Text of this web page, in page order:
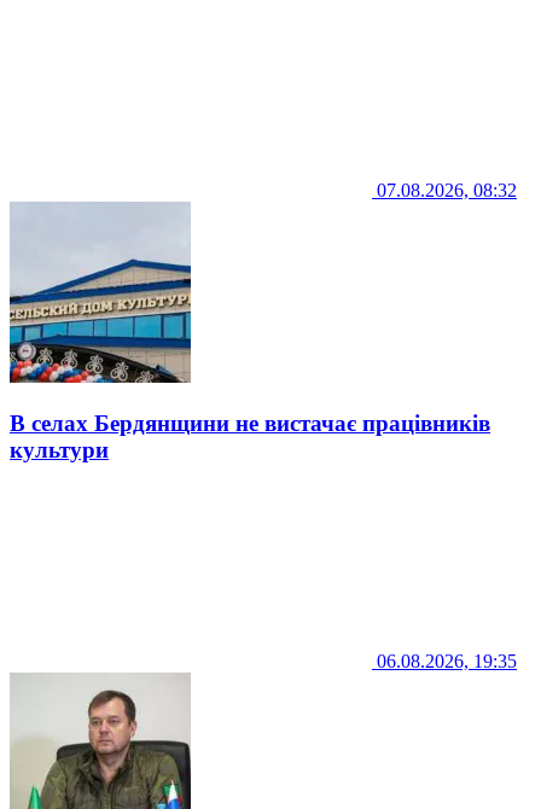
07.08.2026, 08:32
В селах Бердянщини не вистачає працівників
культури
06.08.2026, 19:35